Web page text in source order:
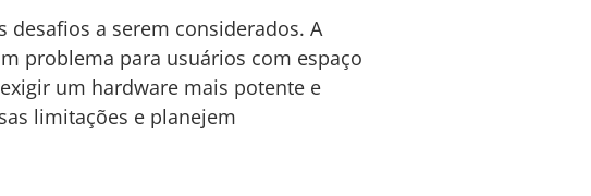
a serem considerados. A
problema para usuários com espaço
um hardware mais potente e
limitações e planejem